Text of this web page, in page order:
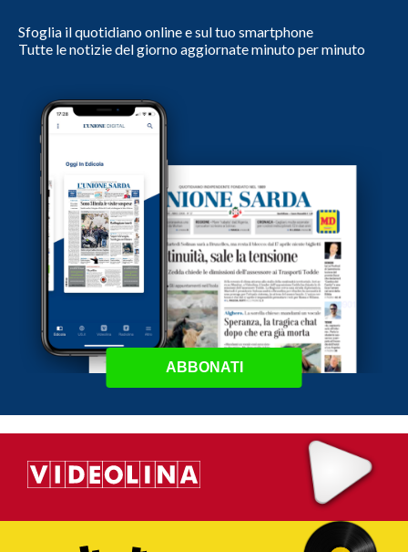
Sfoglia il quotidiano online e sul tuo smartphone
Tutte le notizie del giorno aggiornate minuto per minuto
ABBONATI